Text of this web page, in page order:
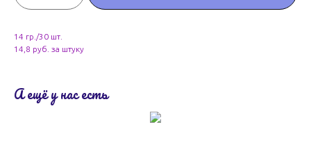
14 гр./30 шт.
14,8 руб. за штуку
А ещё у нас есть